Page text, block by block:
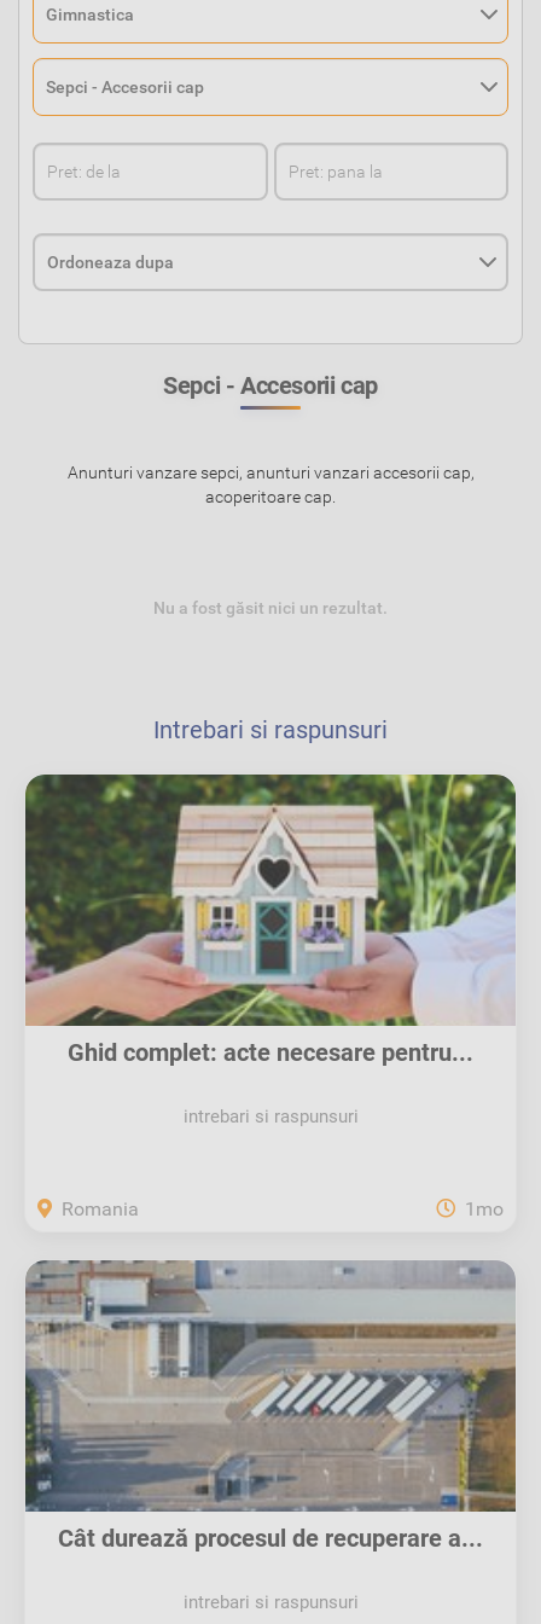
Sepci - Accesorii cap
Anunturi vanzare sepci, anunturi vanzari accesorii cap,
acoperitoare cap.
Nu a fost găsit nici un rezultat.
Intrebari si raspunsuri
Ghid complet: acte necesare pentru...
intrebari si raspunsuri
Romania 1mo
Cât durează procesul de recuperare a...
intrebari si raspunsuri